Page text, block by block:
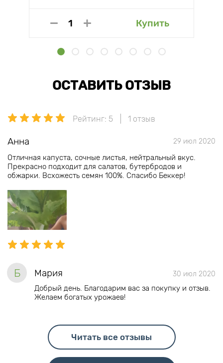
Купить
ОСТАВИТЬ ОТЗЫВ
Рейтинг: 5 1 отзыв
Анна 29 июл 2020
Отличная капуста, сочные листья, нейтральный вкус.
Прекрасно подходит для салатов, бутербродов и
обжарки. Всхожесть семян 100%. Спасибо Беккер!
Б Мария 30 июл 2020
Добрый день. Благодарим вас за покупку и отзыв.
Желаем богатых урожаев!
Читать все отзывы